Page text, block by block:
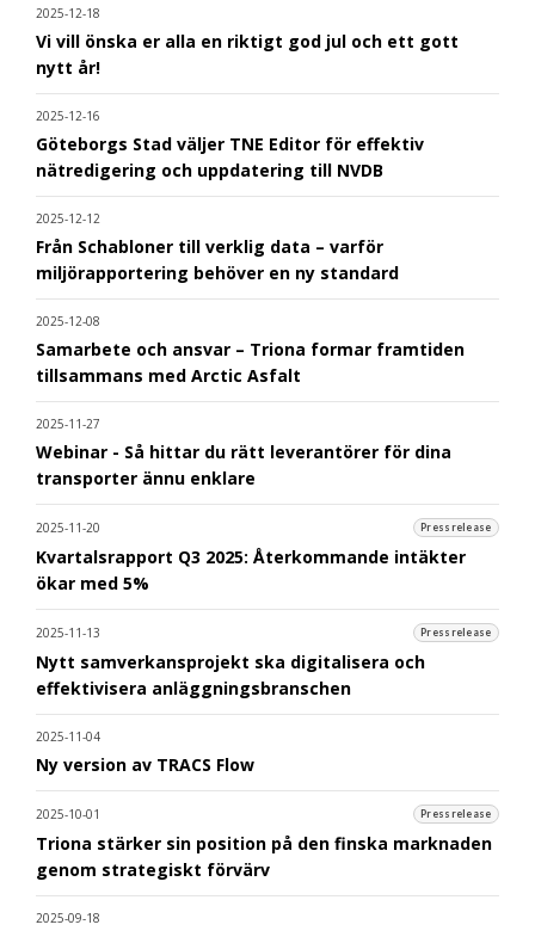
2025-12-18
Vi vill önska er alla en riktigt god jul och ett gott
nytt år!
2025-12-16
Göteborgs Stad väljer TNE Editor för effektiv
nätredigering och uppdatering till NVDB
2025-12-12
Från Schabloner till verklig data – varför
miljörapportering behöver en ny standard
2025-12-08
Samarbete och ansvar – Triona formar framtiden
tillsammans med Arctic Asfalt
2025-11-27
Webinar - Så hittar du rätt leverantörer för dina
transporter ännu enklare
2025-11-20 Pressrelease
Kvartalsrapport Q3 2025: Återkommande intäkter
ökar med 5%
2025-11-13 Pressrelease
Nytt samverkansprojekt ska digitalisera och
effektivisera anläggningsbranschen
2025-11-04
Ny version av TRACS Flow
2025-10-01 Pressrelease
Triona stärker sin position på den finska marknaden
genom strategiskt förvärv
2025-09-18